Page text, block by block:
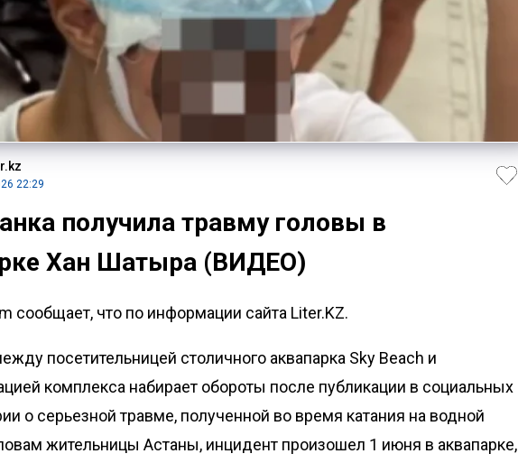
22:29
получила травму головы в
Хан Шатыра (ВИДЕО)
сообщает, что по информации сайта Liter.KZ.
посетительницей столичного аквапарка Sky Beach и
комплекса набирает обороты после публикации в социальных
о серьезной травме, полученной во время катания на водной
жительницы Астаны, инцидент произошел 1 июня в аквапарке,